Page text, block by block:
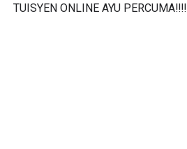
TUISYEN ONLINE AYU PERCUMA‼️‼️